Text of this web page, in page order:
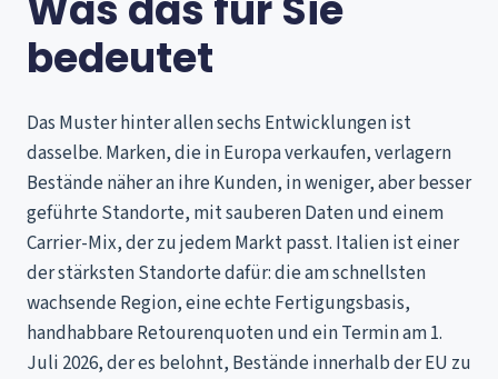
bedeutet
Das Muster hinter allen sechs Entwicklungen ist
dasselbe. Marken, die in Europa verkaufen, verlagern
Bestände näher an ihre Kunden, in weniger, aber besser
geführte Standorte, mit sauberen Daten und einem
Carrier-Mix, der zu jedem Markt passt. Italien ist einer
der stärksten Standorte dafür: die am schnellsten
wachsende Region, eine echte Fertigungsbasis,
handhabbare Retourenquoten und ein Termin am 1.
Juli 2026, der es belohnt, Bestände innerhalb der EU zu